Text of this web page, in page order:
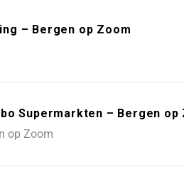
– Bergen op Zoom
Supermarkten – Bergen op
op Zoom